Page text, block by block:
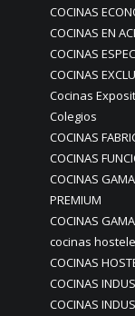
COCINAS
COCINAS EN
COCINAS
COCINAS
Cocinas
Colegios
COCINAS
COCINAS
COCINAS
PREMIUM
COCINAS
cocinas
COCINAS
COCINAS
COCINAS